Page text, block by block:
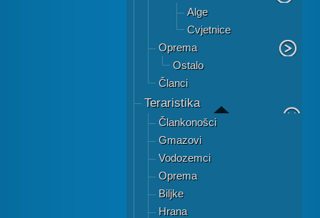
Alge
Cvjetnice
Oprema
Ostalo
Članci
Teraristika
Člankonošci
Gmazovi
Vodozemci
Oprema
Biljke
Hrana